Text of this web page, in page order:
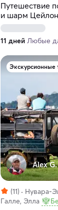
Путешествие
и шарм
11 дней Любые
Экскурсионные
Alex G.
(11)
Нувара-
Галле, Элла